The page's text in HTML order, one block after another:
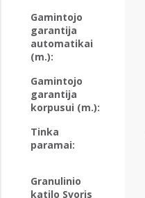
Gamintojo
garantija
automatikai
(m.):
Gamintojo
garantija
korpusui (m.):
Tinka
paramai:
Granulinio
katilo Svoris